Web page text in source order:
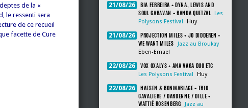
de la «
le ressenti sera
de ce recueil
facette de Cure
21/08/26
BIA FERREIRA + DYNA, LEWIS AND
SOUL CARAVAN + BANDA QUETZAL
Les
Polysons Festival
Huy
21/08/26
PROJECTION MILES + JO DIDDEREN +
WE WANT MILES
Jazz au Broukay
Eben-Emael
22/08/26 VOX OXALYS + ANA VAGA DUO ETC
Les Polysons Festival Huy
22/08/26
HAESEN & BONMARIAGE + TRIO
CAVALIERE / DARDENNE / DILLE +
WATTIÉ ROSENBERG
Jazz au